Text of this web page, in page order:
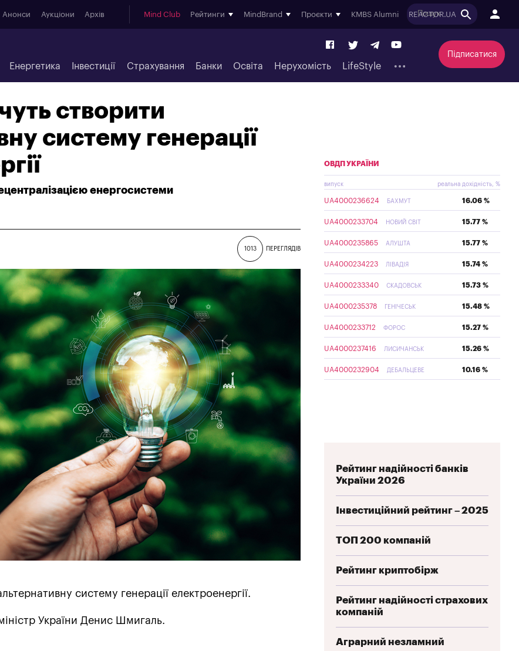
Анонси Аукціони Архів Mind Club Рейтинги MindBrand Проєкти KMBS Alumni REACTOR.UA
Енергетика Інвестиції Страхування Банки Освіта Нерухомість LifeStyle
Підписатися
створити
систему генерації
енергосистеми
1013 ПЕРЕГЛЯДІВ
систему генерації електроенергії.
України Денис Шмигаль.
ОВДП УКРАЇНИ
випуск реальна дохідність, %
UA4000236624 БАХМУТ 16.06 %
UA4000233704 НОВИЙ СВІТ 15.77 %
UA4000235865 АЛУШТА 15.77 %
UA4000234223 ЛІВАДІЯ 15.74 %
UA4000233340 СКАДОВСЬК 15.73 %
UA4000235378 ГЕНІЧЕСЬК 15.48 %
UA4000233712 ФОРОС 15.27 %
UA4000237416 ЛИСИЧАНСЬК 15.26 %
UA4000232904 ДЕБАЛЬЦЕВЕ 10.16 %
Рейтинг надійності банків
України 2026
Інвестиційний рейтинг – 2025
ТОП 200 компаній
Рейтинг криптобірж
Рейтинг надійності страхових
компаній
Аграрний незламний